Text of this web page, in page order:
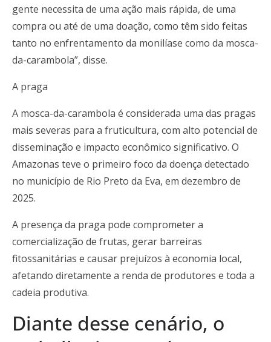
gente necessita de uma ação mais rápida, de uma
compra ou até de uma doação, como têm sido feitas
tanto no enfrentamento da monilíase como da mosca-
da-carambola”, disse.
A praga
A mosca-da-carambola é considerada uma das pragas
mais severas para a fruticultura, com alto potencial de
disseminação e impacto econômico significativo. O
Amazonas teve o primeiro foco da doença detectado
no município de Rio Preto da Eva, em dezembro de
2025.
A presença da praga pode comprometer a
comercialização de frutas, gerar barreiras
fitossanitárias e causar prejuízos à economia local,
afetando diretamente a renda de produtores e toda a
cadeia produtiva.
Diante desse cenário, o